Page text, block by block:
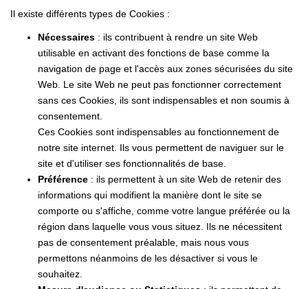
Il existe différents types de Cookies :
Nécessaires : ils contribuent à rendre un site Web
utilisable en activant des fonctions de base comme la
navigation de page et l'accès aux zones sécurisées du site
Web. Le site Web ne peut pas fonctionner correctement
sans ces Cookies, ils sont indispensables et non soumis à
consentement.
Ces Cookies sont indispensables au fonctionnement de
notre site internet. Ils vous permettent de naviguer sur le
site et d'utiliser ses fonctionnalités de base.
Préférence : ils permettent à un site Web de retenir des
informations qui modifient la manière dont le site se
comporte ou s'affiche, comme votre langue préférée ou la
région dans laquelle vous vous situez. Ils ne nécessitent
pas de consentement préalable, mais nous vous
permettons néanmoins de les désactiver si vous le
souhaitez.